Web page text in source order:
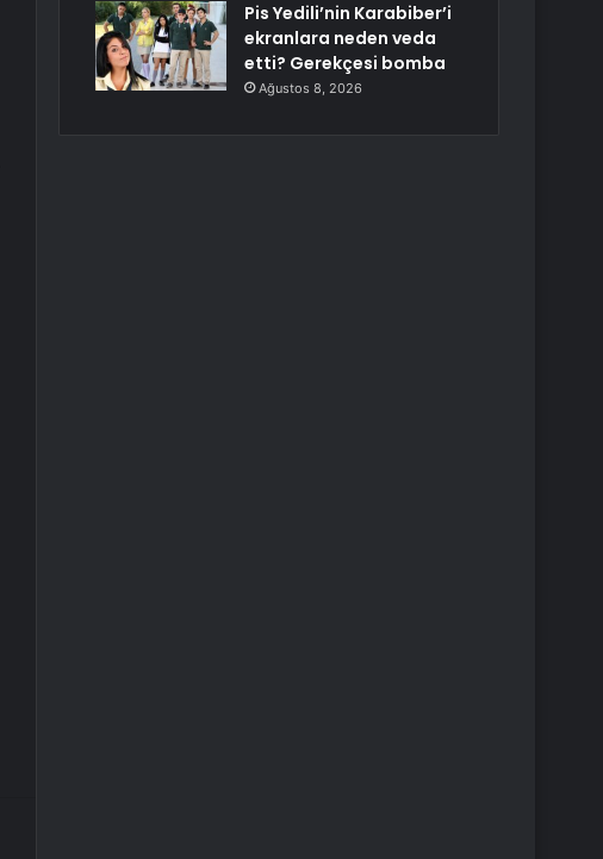
Pis Yedili’nin Karabiber’i
ekranlara neden veda
etti? Gerekçesi bomba
Ağustos 8, 2026